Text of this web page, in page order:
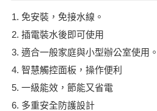
免安裝，免接水線。
插電裝水後即可使用
適合一般家庭與小型辦公室使用。
智慧觸控面板，操作便利
一級能效，節能又省電
多重安全防護設計